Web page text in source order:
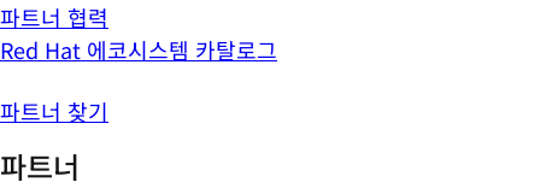
파트너 협력
Red Hat 에코시스템 카탈로그
파트너 찾기
파트너